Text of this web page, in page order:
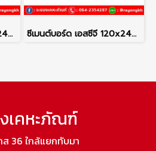
ซีเมนต์บอร์ด เอสซีจี 120x240x1.2 ซม. ซีเมนต์บอร์ด เอสซีจี 120x240x1.6 ซม.
เคหะภัณฑ์
36 ใกล้แยกทับมา